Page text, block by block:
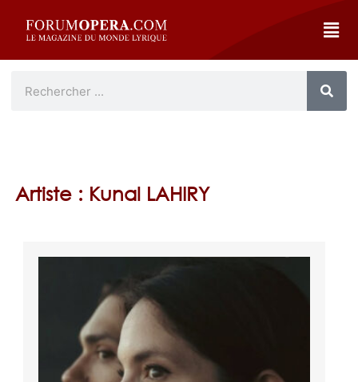
Artiste : Kunal LAHIRY